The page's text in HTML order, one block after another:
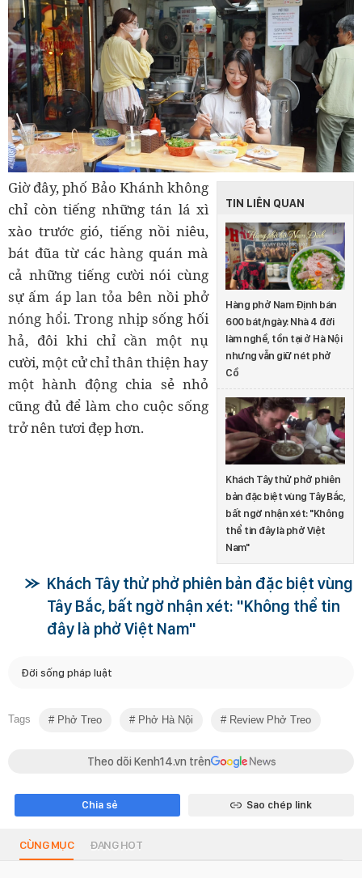
TIN LIÊN QUAN
Hàng phở Nam Định bán
600 bát/ngày: Nhà 4 đời
làm nghề, tồn tại ở Hà Nội
nhưng vẫn giữ nét phở
Cồ
Khách Tây thử phở phiên
bản đặc biệt vùng Tây Bắc,
bất ngờ nhận xét: "Không
thể tin đây là phở Việt
Nam"
Giờ đây, phố Bảo Khánh không
chỉ còn tiếng những tán lá xì
xào trước gió, tiếng nồi niêu,
bát đũa từ các hàng quán mà
cả những tiếng cười nói cùng
sự ấm áp lan tỏa bên nồi phở
nóng hổi. Trong nhịp sống hối
hả, đôi khi chỉ cần một nụ
cười, một cử chỉ thân thiện hay
một hành động chia sẻ nhỏ
cũng đủ để làm cho cuộc sống
trở nên tươi đẹp hơn.
Khách Tây thử phở phiên bản đặc biệt vùng
Tây Bắc, bất ngờ nhận xét: "Không thể tin
đây là phở Việt Nam"
Đời sống pháp luật
Tags Phở Treo Phở Hà Nội Review Phở Treo
Theo dõi Kenh14.vn trên
Chia sẻ Sao chép link
CÙNG MỤC ĐANG HOT